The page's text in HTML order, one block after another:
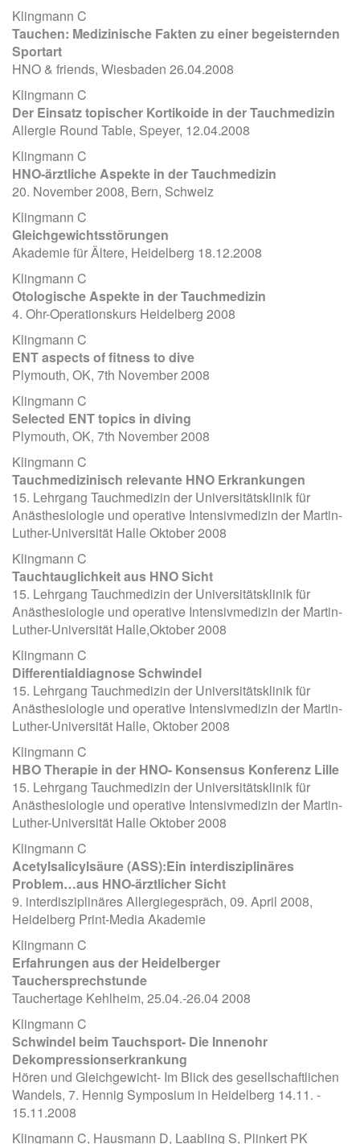
Klingmann C
Tauchen: Medizinische Fakten zu einer begeisternden
Sportart
HNO & friends, Wiesbaden 26.04.2008
Klingmann C
Der Einsatz topischer Kortikoide in der Tauchmedizin
Allergie Round Table, Speyer, 12.04.2008
Klingmann C
HNO-ärztliche Aspekte in der Tauchmedizin
20. November 2008, Bern, Schweiz
Klingmann C
Gleichgewichtsstörungen
Akademie für Ältere, Heidelberg 18.12.2008
Klingmann C
Otologische Aspekte in der Tauchmedizin
4. Ohr-Operationskurs Heidelberg 2008
Klingmann C
ENT aspects of fitness to dive
Plymouth, OK, 7th November 2008
Klingmann C
Selected ENT topics in diving
Plymouth, OK, 7th November 2008
Klingmann C
Tauchmedizinisch relevante HNO Erkrankungen
15. Lehrgang Tauchmedizin der Universitätsklinik für
Anästhesiologie und operative Intensivmedizin der Martin-
Luther-Universität Halle Oktober 2008
Klingmann C
Tauchtauglichkeit aus HNO Sicht
15. Lehrgang Tauchmedizin der Universitätsklinik für
Anästhesiologie und operative Intensivmedizin der Martin-
Luther-Universität Halle,Oktober 2008
Klingmann C
Differentialdiagnose Schwindel
15. Lehrgang Tauchmedizin der Universitätsklinik für
Anästhesiologie und operative Intensivmedizin der Martin-
Luther-Universität Halle, Oktober 2008
Klingmann C
HBO Therapie in der HNO- Konsensus Konferenz Lille
15. Lehrgang Tauchmedizin der Universitätsklinik für
Anästhesiologie und operative Intensivmedizin der Martin-
Luther-Universität Halle Oktober 2008
Klingmann C
Acetylsalicylsäure (ASS):Ein interdisziplinäres
Problem…aus HNO-ärztlicher Sicht
9. interdisziplinäres Allergiegespräch, 09. April 2008,
Heidelberg Print-Media Akademie
Klingmann C
Erfahrungen aus der Heidelberger
Tauchersprechstunde
Tauchertage Kehlheim, 25.04.-26.04 2008
Klingmann C
Schwindel beim Tauchsport- Die Innenohr
Dekompressionserkrankung
Hören und Gleichgewicht- Im Blick des gesellschaftlichen
Wandels, 7. Hennig Symposium in Heidelberg 14.11. -
15.11.2008
Klingmann C, Hausmann D, Laabling S, Plinkert PK